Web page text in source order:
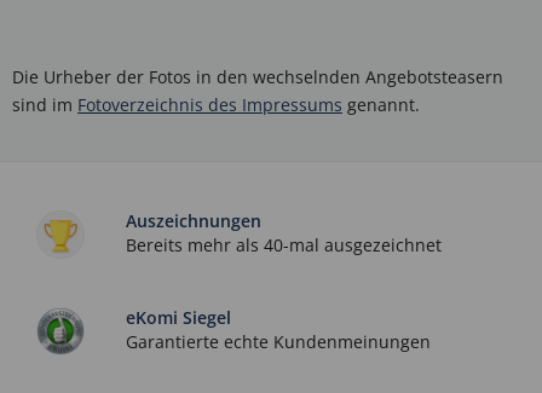
Die Urheber der Fotos in den wechselnden Angebotsteasern
sind im Fotoverzeichnis des Impressums genannt.
Auszeichnungen
Bereits mehr als 40-mal ausgezeichnet
eKomi Siegel
Garantierte echte Kundenmeinungen